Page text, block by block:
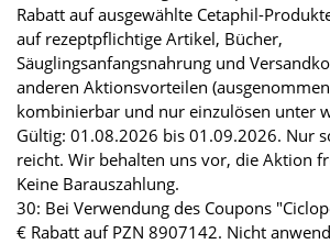
Rabatt auf ausgewählte Cetaphil-
auf rezeptpflichtige Artikel, Bücher,
Säuglingsanfangsnahrung und
anderen Aktionsvorteilen
kombinierbar und nur einzulösen unter
Gültig: 01.08.2026 bis 01.09.2026. Nur
reicht. Wir behalten uns vor, die Aktion
Keine Barauszahlung.
30: Bei Verwendung des Coupons
€ Rabatt auf PZN 8907142. Nicht